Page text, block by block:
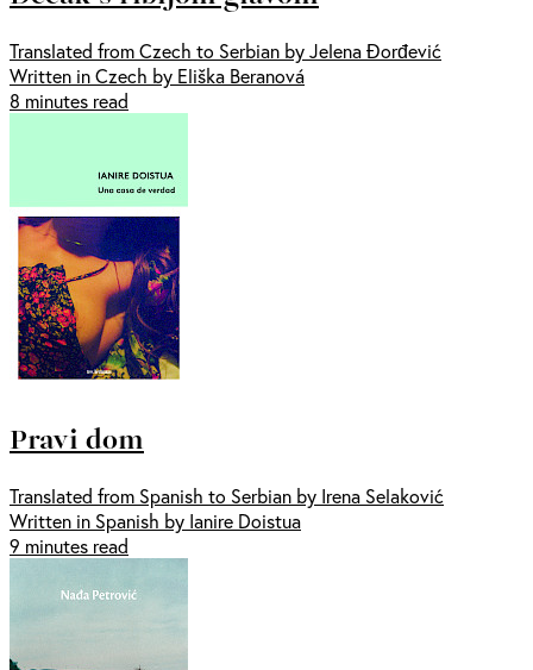
Translated from Czech to Serbian by Jelena Đorđević
Written in Czech by Eliška Beranová
8 minutes read
Pravi dom
Translated from Spanish to Serbian by Irena Selaković
Written in Spanish by Ianire Doistua
9 minutes read